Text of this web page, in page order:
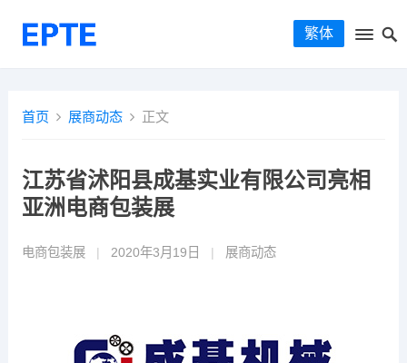
繁体
首页 展商动态 正文
江苏省沭阳县成基实业有限公司亮相
亚洲电商包装展
电商包装展 | 2020年3月19日 | 展商动态